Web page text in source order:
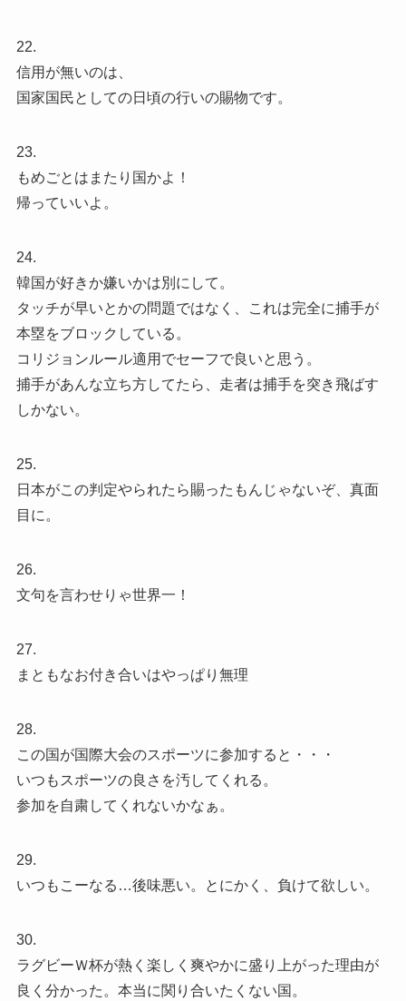
22.
信用が無いのは、
国家国民としての日頃の行いの賜物です。
23.
もめごとはまたり国かよ！
帰っていいよ。
24.
韓国が好きか嫌いかは別にして。
タッチが早いとかの問題ではなく、これは完全に捕手が
本塁をブロックしている。
コリジョンルール適用でセーフで良いと思う。
捕手があんな立ち方してたら、走者は捕手を突き飛ばす
しかない。
25.
日本がこの判定やられたら賜ったもんじゃないぞ、真面
目に。
26.
文句を言わせりゃ世界一！
27.
まともなお付き合いはやっぱり無理
28.
この国が国際大会のスポーツに参加すると・・・
いつもスポーツの良さを汚してくれる。
参加を自粛してくれないかなぁ。
29.
いつもこーなる…後味悪い。とにかく、負けて欲しい。
30.
ラグビーＷ杯が熱く楽しく爽やかに盛り上がった理由が
良く分かった。本当に関り合いたくない国。